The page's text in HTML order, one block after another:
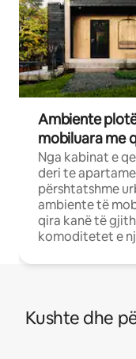
Ambiente
mobiluara me
Nga kabinat e
deri te
përshtatshme
ambiente të
qira kanë të
komoditetet e
Kushte dhe